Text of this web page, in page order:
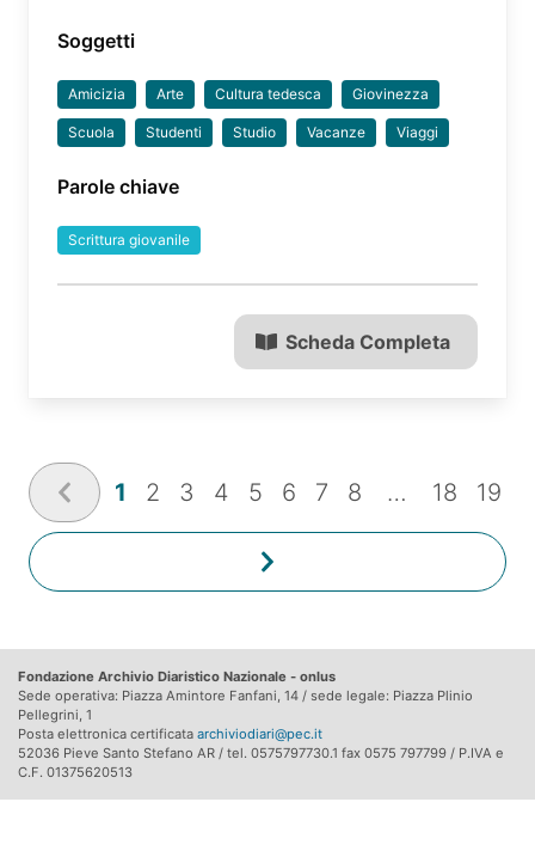
Soggetti
Amicizia Arte Cultura tedesca Giovinezza
Scuola Studenti Studio Vacanze Viaggi
Parole chiave
Scrittura giovanile
Scheda Completa
1 2 3 4 5 6 7 8 … 18 19
Fondazione Archivio Diaristico Nazionale - onlus
Sede operativa: Piazza Amintore Fanfani, 14 / sede legale: Piazza Plinio
Pellegrini, 1
Posta elettronica certificata archiviodiari@pec.it
52036 Pieve Santo Stefano AR / tel. 0575797730.1 fax 0575 797799 / P.IVA e
C.F. 01375620513